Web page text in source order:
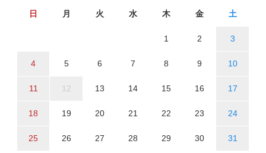
日 月 火 水 木 金 土
1 2 3
4 5 6 7 8 9 10
11 12 13 14 15 16 17
18 19 20 21 22 23 24
25 26 27 28 29 30 31